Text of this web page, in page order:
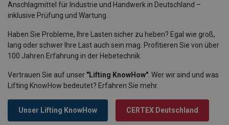
Anschlagmittel für Industrie und Handwerk in Deutschland –
inklusive Prüfung und Wartung.
Haben Sie Probleme, Ihre Lasten sicher zu heben? Egal wie groß,
lang oder schwer Ihre Last auch sein mag. Profitieren Sie von über
100 Jahren Erfahrung in der Hebetechnik.
Vertrauen Sie auf unser "Lifting KnowHow" . Wer wir sind und was
Lifting KnowHow bedeutet? Erfahren Sie mehr.
Unser Lifting KnowHow CERTEX Deutschland